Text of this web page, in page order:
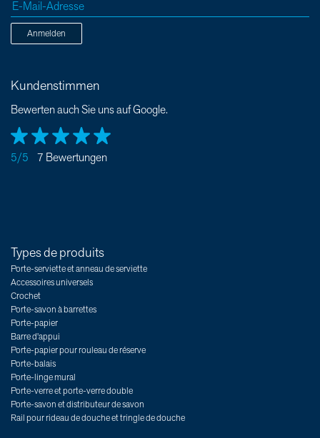
Anmelden
Kundenstimmen
Bewerten auch Sie uns auf Google.
5/5 7 Bewertungen
Types de produits
Porte-serviette et anneau de serviette
Accessoires universels
Crochet
Porte-savon à barrettes
Porte-papier
Barre d'appui
Porte-papier pour rouleau de réserve
Porte-balais
Porte-linge mural
Porte-verre et porte-verre double
Porte-savon et distributeur de savon
Rail pour rideau de douche et tringle de douche